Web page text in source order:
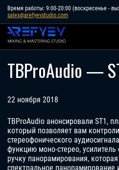
Skip
content
Время работы: 9:00-20:00 (воскресенье -
sales@arefyevstudio.com
TBProAudio —
22 ноября 2018
TBProAudio анонсировали ST1,
который позволяет вам
стереофонического
функцию моно-стерео,
ручку панорамирования,
спектральное панорамирование